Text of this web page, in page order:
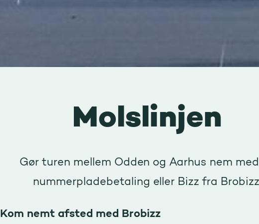
Molslinjen
Gør turen mellem Odden og Aarhus nem
nummerpladebetaling eller Bizz fra
Kom nemt afsted med Brobizz